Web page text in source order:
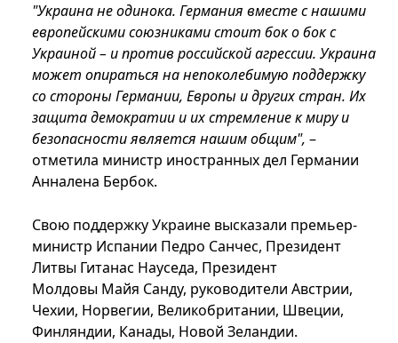
"Украина не одинока. Германия вместе с нашими
европейскими союзниками стоит бок о бок с
Украиной – и против российской агрессии. Украина
может опираться на непоколебимую поддержку
со стороны Германии, Европы и других стран. Их
защита демократии и их стремление к миру и
безопасности является нашим общим", –
отметила министр иностранных дел Германии
Анналена Бербок.
Свою поддержку Украине высказали премьер-
министр Испании Педро Санчес, Президент
Литвы Гитанас Науседа, Президент
Молдовы Майя Санду, руководители Австрии,
Чехии, Норвегии, Великобритании, Швеции,
Финляндии, Канады, Новой Зеландии.